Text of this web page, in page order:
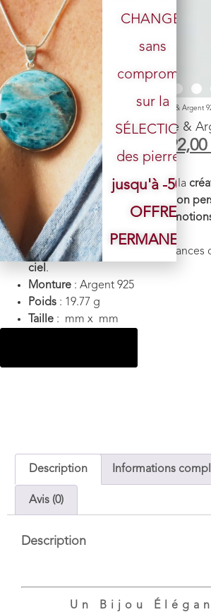
Accueil/Boutique/ Pendentif / Pendentif n°3 Apatite & Argent
Pendentif n°3 Apatite &
229,00 € 192,00
Pierre: Apatite
Vertus énergétiques:Stimulela
motivation, favorise l’ expression
concentrationet apaise les
Chakra: Gorge, 3eme oeil
Couleur: Bleu. Evoque les nuances
ciel.
Monture : Argent 925
Poids : 19.77 g
Taille : mm x mm
Description Informations
Avis (0)
Description
Un Bijou
Votre email
CHANGÉ,
sans
compromis
sur la
SÉLECTION
des pierres.
jusqu'à -50%
OFFRE
PERMANENTE